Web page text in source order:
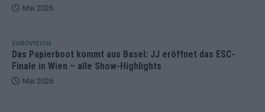
Mai 2026
EUROVISION
Das Papierboot kommt aus Basel: JJ eröffnet das ESC-
Finale in Wien – alle Show-Highlights
Mai 2026